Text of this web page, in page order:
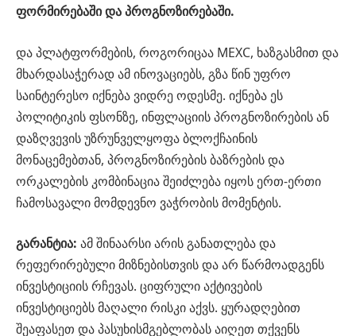
ფორმირებაში და პროგნოზირებაში.
და პლატფორმების, როგორიცაა MEXC, ხაზგასმით და
მხარდასაჭერად ამ ინოვაციებს, გზა წინ უფრო
საინტერესო იქნება ვიდრე ოდესმე. იქნება ეს
პოლიტიკის ფსონზე, ინფლაციის პროგნოზირების ან
დაზღვევის უზრუნველყოფა ბლოქჩაინის
მონაცემებთან, პროგნოზირების ბაზრების და
ორკალების კომბინაცია შეიძლება იყოს ერთ-ერთი
ჩამოსავალი მომდევნო ვაჭრობის მომენტის.
გარანტია: ამ შინაარსი არის განათლება და
რეფერირებული მიზნებისთვის და არ წარმოადგენს
ინვესტიციის რჩევას. ციფრული აქტივების
ინვესტიციებს მაღალი რისკი აქვს. ყურადღებით
შეაფასეთ და პასუხისმგებლობას აიღეთ თქვენს